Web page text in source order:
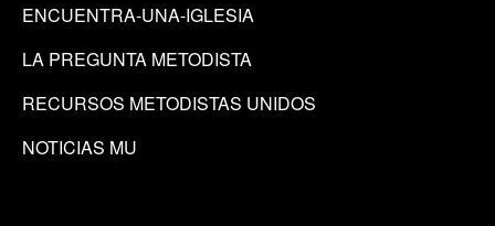
ENCUENTRA-UNA-IGLESIA
LA PREGUNTA METODISTA
RECURSOS METODISTAS UNIDOS
NOTICIAS MU